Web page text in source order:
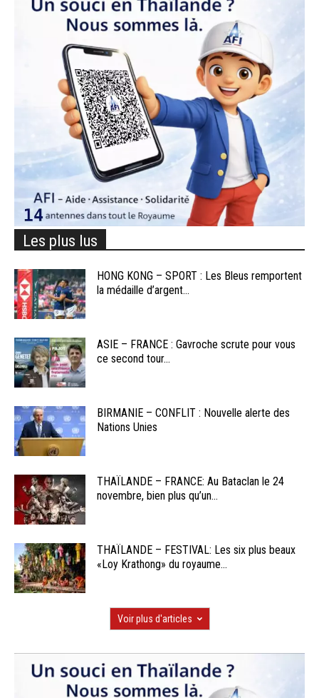
Les plus lus
HONG KONG – SPORT : Les Bleus remportent
la médaille d’argent...
ASIE – FRANCE : Gavroche scrute pour vous
ce second tour...
BIRMANIE – CONFLIT : Nouvelle alerte des
Nations Unies
THAÏLANDE – FRANCE: Au Bataclan le 24
novembre, bien plus qu’un...
THAÏLANDE – FESTIVAL: Les six plus beaux
«Loy Krathong» du royaume...
Voir plus d'articles